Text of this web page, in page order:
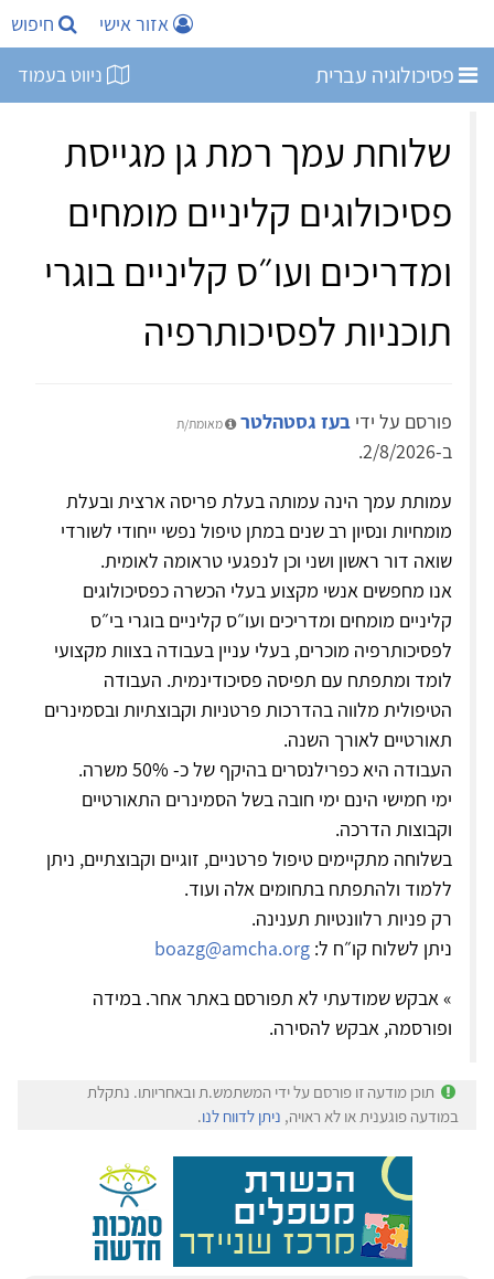
אזור אישי חיפוש
פסיכולוגיה עברית ניווט בעמוד
שלוחת עמך רמת גן מגייסת
פסיכולוגים קליניים מומחים
ומדריכים ועו״ס קליניים בוגרי
תוכניות לפסיכותרפיה
פורסם על ידי בעז גסטהלטר מאומת/ת
ב-2/8/2026.
עמותת עמך הינה עמותה בעלת פריסה ארצית ובעלת
מומחיות ונסיון רב שנים במתן טיפול נפשי ייחודי לשורדי
שואה דור ראשון ושני וכן לנפגעי טראומה לאומית.
אנו מחפשים אנשי מקצוע בעלי הכשרה כפסיכולוגים
קליניים מומחים ומדריכים ועו״ס קליניים בוגרי בי״ס
לפסיכותרפיה מוכרים, בעלי עניין בעבודה בצוות מקצועי
לומד ומתפתח עם תפיסה פסיכודינמית. העבודה
הטיפולית מלווה בהדרכות פרטניות וקבוצתיות ובסמינרים
תאורטיים לאורך השנה.
העבודה היא כפרילנסרים בהיקף של כ- 50% משרה.
ימי חמישי הינם ימי חובה בשל הסמינרים התאורטיים
וקבוצות הדרכה.
בשלוחה מתקיימים טיפול פרטניים, זוגיים וקבוצתיים, ניתן
ללמוד ולהתפתח בתחומים אלה ועוד.
רק פניות רלוונטיות תענינה.
ניתן לשלוח קו״ח ל: boazg@amcha.org
» אבקש שמודעתי לא תפורסם באתר אחר. במידה
ופורסמה, אבקש להסירה.
תוכן מודעה זו פורסם על ידי המשתמש.ת ובאחריותו. נתקלת
במודעה פוגענית או לא ראויה, ניתן לדווח לנו.